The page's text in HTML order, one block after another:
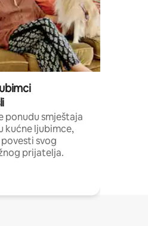
ponudu smještaja
kućne ljubimce,
svog
prijatelja.